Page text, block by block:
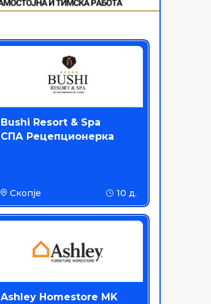
Bushi Resort & Spa
СПА Рецепционерка
Скопје 10 д.
Ashley Homestore MK